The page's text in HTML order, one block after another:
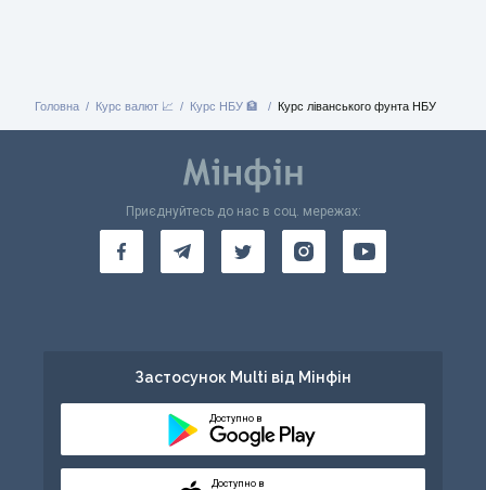
Головна Курс валют 📈 Курс НБУ 🏦 Курс ліванського фунта НБУ
Приєднуйтесь до нас в соц. мережах:
Застосунок Multi від Мінфін
Доступно в
Доступно в